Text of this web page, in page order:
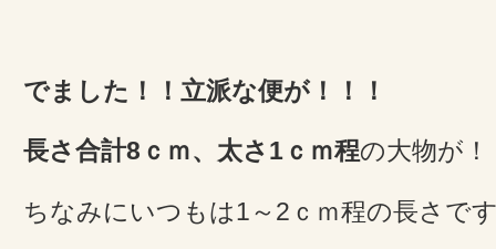
でました！！立派な便が！！！
長さ合計8ｃｍ、太さ1ｃｍ程の大物が！
ちなみにいつもは1～2ｃｍ程の長さで